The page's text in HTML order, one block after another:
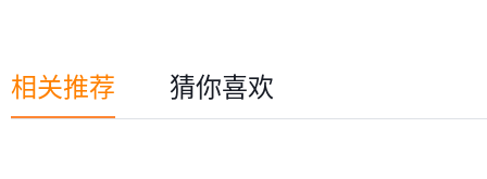
相关推荐 猜你喜欢